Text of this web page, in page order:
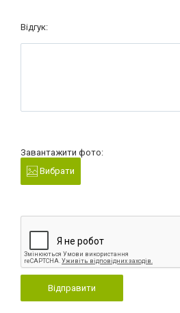
Відгук:
Завантажити фото:
Вибрати
Відправити